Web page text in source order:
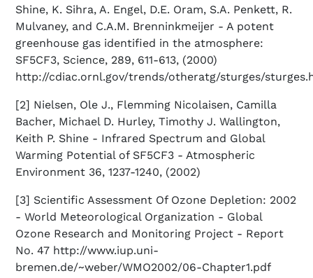
Shine, K. Sihra, A. Engel, D.E. Oram, S.A. Penkett, R.
Mulvaney, and C.A.M. Brenninkmeijer - A potent
greenhouse gas identified in the atmosphere:
SF5CF3, Science, 289, 611-613, (2000)
http://cdiac.ornl.gov/trends/otheratg/sturges/
[2] Nielsen, Ole J., Flemming Nicolaisen, Camilla
Bacher, Michael D. Hurley, Timothy J. Wallington,
Keith P. Shine - Infrared Spectrum and Global
Warming Potential of SF5CF3 - Atmospheric
Environment 36, 1237-1240, (2002)
[3] Scientific Assessment Of Ozone Depletion: 2002
- World Meteorological Organization - Global
Ozone Research and Monitoring Project - Report
No. 47 http://www.iup.uni-
bremen.de/~weber/WMO2002/06-Chapter1.pdf